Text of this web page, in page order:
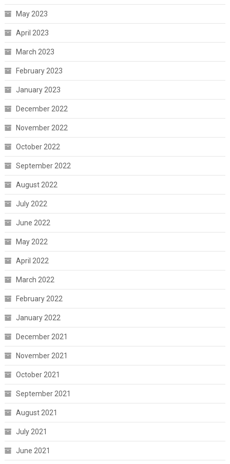
May 2023
April 2023
March 2023
February 2023
January 2023
December 2022
November 2022
October 2022
September 2022
August 2022
July 2022
June 2022
May 2022
April 2022
March 2022
February 2022
January 2022
December 2021
November 2021
October 2021
September 2021
August 2021
July 2021
June 2021